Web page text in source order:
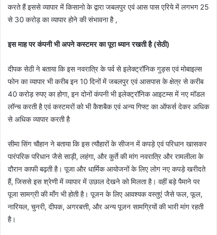
करते हैं इससे व्यापार में किसानो के द्वारा जबलपुर एवं आस पास एरिये में लगभग 25
से 30 करोड़ का व्यापार होने की संभावना है ,
इस माह पर कंपनी भी अपने कस्टमर का पूरा ध्यान रखती है (सेठी)
दीपक सेठी ने बताया कि इस नवरात्रि के पर्व से इलेक्ट्रॉनिक गुड्स एवं मोबाइल्स
फोन का व्यापार भी करीब इन 10 दिनों में जबलपुर एवं आसपास के क्षेत्र से करीब
40 करोड़ रुपए का होगा, इन दोनों कंपनी भी इलेक्ट्रॉनिक आइटम्स में नए मॉडल
लॉन्च करती है एवं कस्टमरों को भी कैशबैक एवं अन्य गिफ्ट का ऑफर्स देकर अधिक
से अधिक व्यापार करती है
सीमा सिंग चौहान ने बताया कि इस त्यौहारों के सीजन में कपड़े एवं परिधान खासकर
पारंपरिक परिधान जैसे साड़ी, लहंगा, और कुर्ते की मांग नवरात्रि और रामलीला के
दौरान काफी बढ़ती है। पूजा और धार्मिक आयोजनों के लिए लोग नए कपड़े खरीदते
हैं, जिससे इस श्रेणी में व्यापार में उछाल देखने को मिलता है। वहीं बड़े पैमाने पर
पूजा सामग्री की माँग भी होती है। पूजन के लिए आवश्यक वस्तुएं जैसे फल, फूल,
नारियल, चुनरी, दीपक, अगरबत्ती, और अन्य पूजन सामग्रियों की भारी मांग रहती
है।